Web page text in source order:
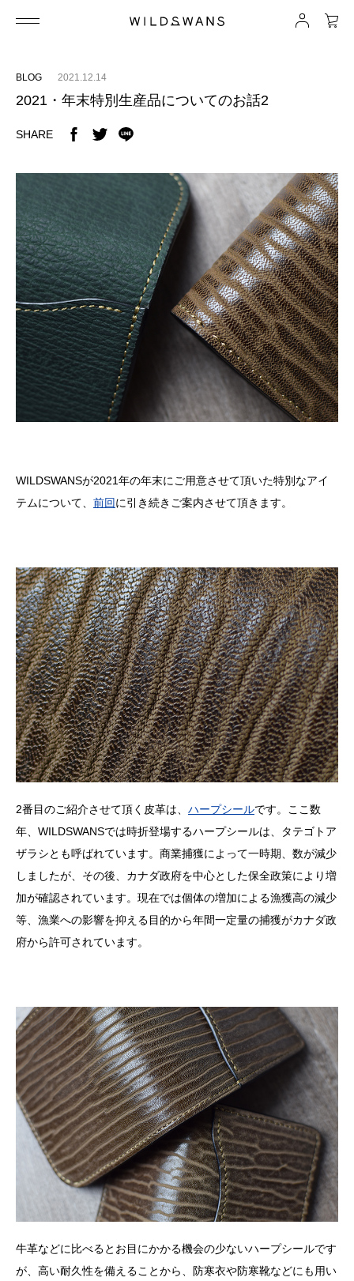
BLOG 2021.12.14
2021・年末特別生産品についてのお話2
SHARE
WILDSWANSが2021年の年末にご用意させて頂いた特別なアイ
テムについて、 前回に引き続きご案内させて頂きます。
2番目のご紹介させて頂く皮革は、 ハープシールです。ここ数
年、WILDSWANSでは時折登場するハープシールは、タテゴトア
ザラシとも呼ばれています。商業捕獲によって一時期、数が減少
しましたが、その後、カナダ政府を中心とした保全政策により増
加が確認されています。現在では個体の増加による漁獲高の減少
等、漁業への影響を抑える目的から年間一定量の捕獲がカナダ政
府から許可されています。
牛革などに比べるとお目にかかる機会の少ないハープシールです
が、高い耐久性を備えることから、防寒衣や防寒靴などにも用い